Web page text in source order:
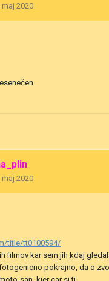
maj 2020
maj 2020
title/tt0100594/
filmov kar sem jih kdaj
pokrajno, da o